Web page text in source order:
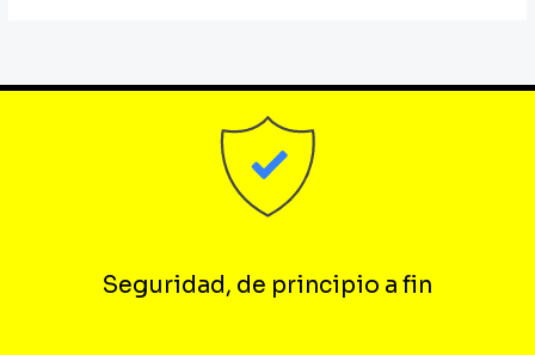
Seguridad, de principio a fin